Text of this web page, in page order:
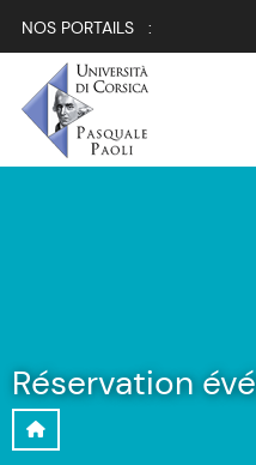
NOS PORTAILS :
Réservation